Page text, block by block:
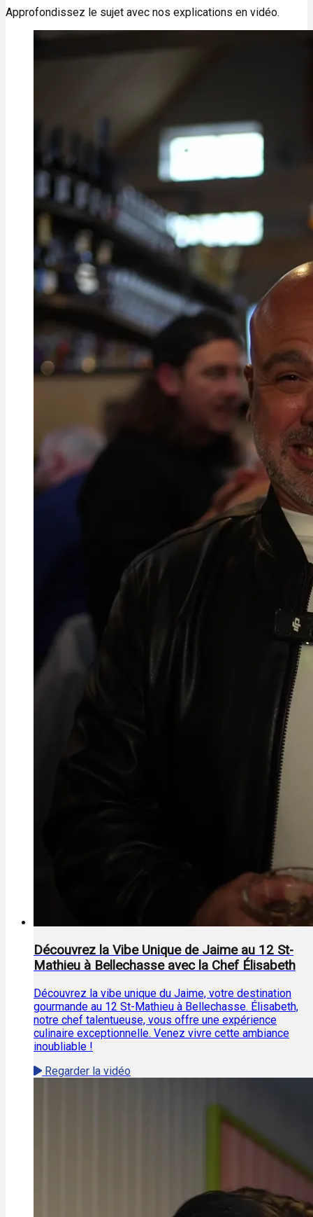
Approfondissez le sujet avec nos explications en vidéo.
Découvrez la Vibe Unique de Jaime au 12 St-
Mathieu à Bellechasse avec la Chef Élisabeth
Découvrez la vibe unique du Jaime, votre destination
gourmande au 12 St-Mathieu à Bellechasse. Élisabeth,
notre chef talentueuse, vous offre une expérience
culinaire exceptionnelle. Venez vivre cette ambiance
inoubliable !
Regarder la vidéo